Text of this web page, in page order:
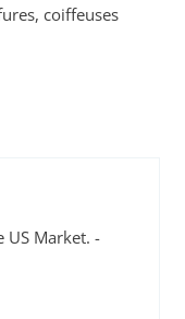
coiffeuses
US Market. -